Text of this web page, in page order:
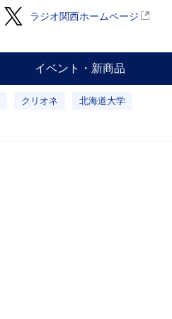
ラジオ関西ホームページ
イベント・新商品
クリオネ 北海道大学